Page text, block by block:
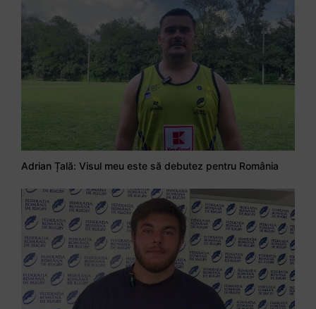
Adrian Țală: Visul meu este să debutez pentru România